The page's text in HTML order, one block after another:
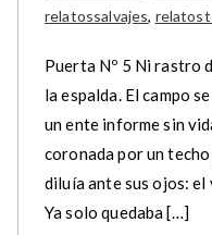
relatossalvajes,
Puerta Nº 5 Ni rastro
la espalda. El campo
un ente informe sin
coronada por un
diluía ante sus ojos: el
Ya solo quedaba […]